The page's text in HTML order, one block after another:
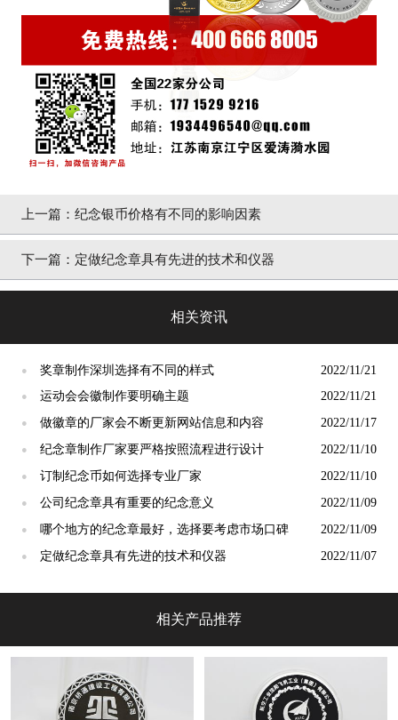
上一篇： 纪念银币价格有不同的影响因素
下一篇： 定做纪念章具有先进的技术和仪器
相关资讯
● 奖章制作深圳选择有不同的样式 2022/11/21
● 运动会会徽制作要明确主题 2022/11/21
● 做徽章的厂家会不断更新网站信息和内容 2022/11/17
● 纪念章制作厂家要严格按照流程进行设计 2022/11/10
● 订制纪念币如何选择专业厂家 2022/11/10
● 公司纪念章具有重要的纪念意义 2022/11/09
● 哪个地方的纪念章最好，选择要考虑市场口碑 2022/11/09
● 定做纪念章具有先进的技术和仪器 2022/11/07
相关产品推荐